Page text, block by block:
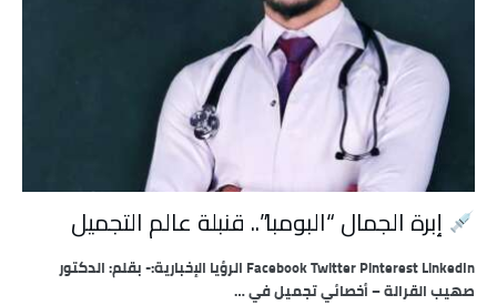
إبرة الجمال “البومبا”.. قنبلة عالم التجميل
Facebook Twitter Pinterest LinkedIn الرؤيا الإخبارية:- بقلم: الدكتور
صهيب القرالة – أخصائي تجميل في …